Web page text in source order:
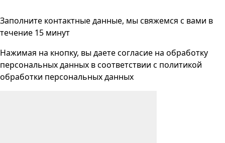
Заполните контактные данные, мы свяжемся с вами в
течение 15 минут
Нажимая на кнопку, вы даете согласие на обработку
персональных данных в соответствии с политикой
обработки персональных данных